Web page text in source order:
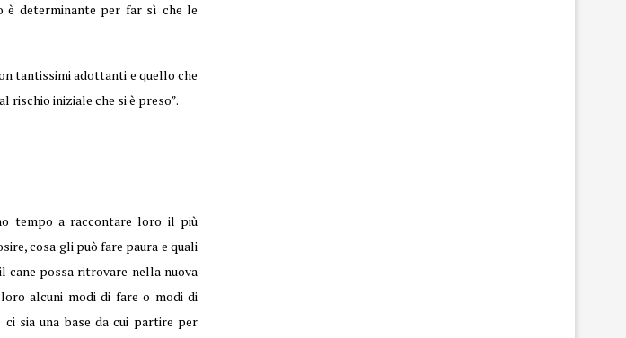
è determinante per far sì che le
tantissimi adottanti e quello che
rischio iniziale che si è preso”.
tempo a raccontare loro il più
cosa gli può fare paura e quali
cane possa ritrovare nella nuova
alcuni modi di fare o modi di
sia una base da cui partire per